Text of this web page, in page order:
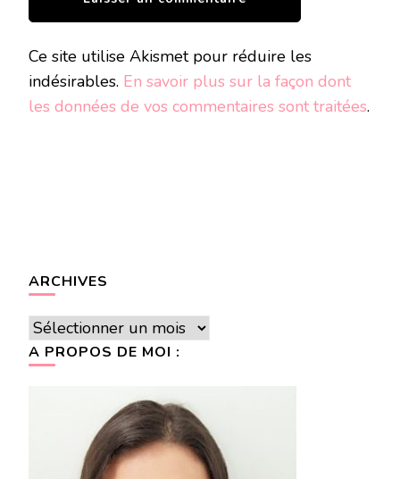
Ce site utilise Akismet pour réduire les
indésirables. En savoir plus sur la façon dont
les données de vos commentaires sont traitées.
ARCHIVES
Archives
A PROPOS DE MOI :